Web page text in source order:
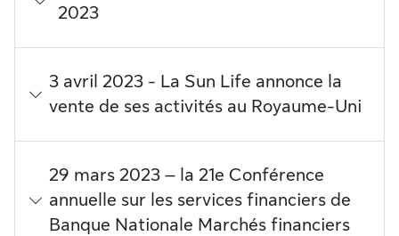
2023
3 avril 2023 - La Sun Life annonce la
vente de ses activités au Royaume-Uni
29 mars 2023 – la 21e Conférence
annuelle sur les services financiers de
Banque Nationale Marchés financiers